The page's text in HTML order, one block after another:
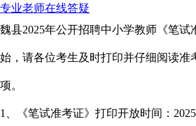
专业老师在线答疑
魏县2025年公开招聘中小学教师《笔
始，请各位考生及时打印并仔细阅读准
项。
1、《笔试准考证》打印开放时间：